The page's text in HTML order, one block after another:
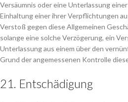
Versäumnis oder eine Unterlassung
Einhaltung einer ihrer Verpflichtungen
Verstoß gegen diese Allgemeinen
solange eine solche Verzögerung, ein
Unterlassung aus einem über den
Grund der angemessenen Kontrolle
21. Entschädigung